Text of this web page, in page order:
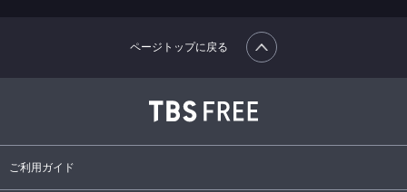
ご利用ガイド
ページトップに戻る